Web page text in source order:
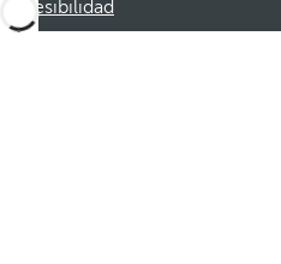
Accesibilidad